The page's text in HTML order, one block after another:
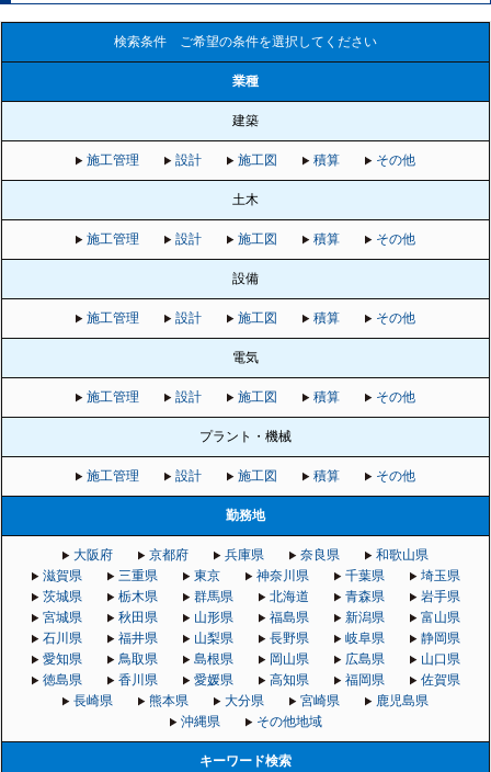
検索条件 ご希望の条件を選択してください
業種
建築
施工管理 設計 施工図 積算 その他
土木
施工管理 設計 施工図 積算 その他
設備
施工管理 設計 施工図 積算 その他
電気
施工管理 設計 施工図 積算 その他
プラント・機械
施工管理 設計 施工図 積算 その他
勤務地
大阪府 京都府 兵庫県 奈良県
和歌山県
滋賀県
三重県 東京 神奈川県 千葉県
埼玉県
茨城県
栃木県 群馬県 北海道 青森県
岩手県
宮城県
秋田県 山形県 福島県 新潟県
富山県
石川県
福井県 山梨県 長野県 岐阜県
静岡県
愛知県
鳥取県 島根県 岡山県 広島県
山口県
徳島県
香川県 愛媛県 高知県 福岡県
佐賀県
長崎県
熊本県 大分県 宮崎県
鹿児島県
沖縄県
その他地域
キーワード検索